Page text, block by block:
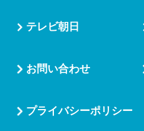
テレビ朝日
お問い合わせ
プライバシーポリシー